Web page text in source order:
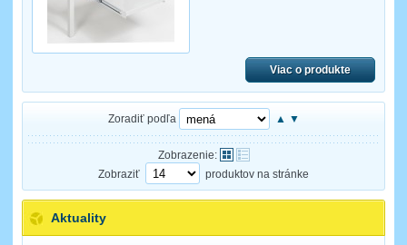
Viac o produkte
Zoradiť podľa ▲ ▼
Zobrazenie:
Zobraziť
produktov na stránke
Aktuality